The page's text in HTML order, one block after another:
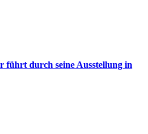
führt durch seine Ausstellung in